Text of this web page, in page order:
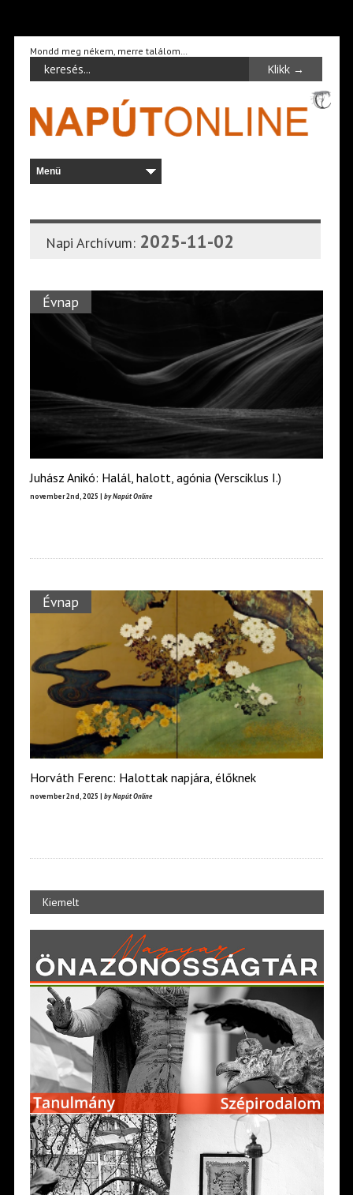
Mondd meg nékem, merre találom…
Napi Archívum: 2025-11-02
Évnap
Juhász Anikó: Halál, halott, agónia (Versciklus I.)
november 2nd, 2025 | by Napút Online
Évnap
Horváth Ferenc: Halottak napjára, élőknek
november 2nd, 2025 | by Napút Online
Kiemelt